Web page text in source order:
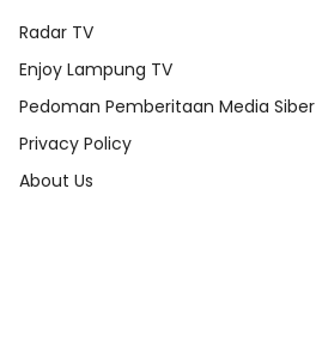
Radar TV
Enjoy Lampung TV
Pedoman Pemberitaan Media Siber
Privacy Policy
About Us